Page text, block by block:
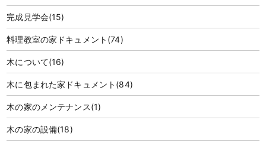
完成見学会(15)
料理教室の家ドキュメント (74)
木について(16)
木に包まれた家ドキュメント (84)
木の家のメンテナンス(1)
木の家の設備(18)